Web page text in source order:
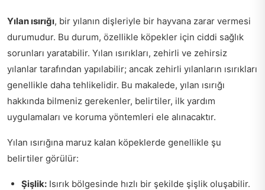
Yılan ısırığı, bir yılanın dişleriyle bir hayvana zarar vermesi
durumudur. Bu durum, özellikle köpekler için ciddi sağlık
sorunları yaratabilir. Yılan ısırıkları, zehirli ve zehirsiz
yılanlar tarafından yapılabilir; ancak zehirli yılanların ısırıkları
genellikle daha tehlikelidir. Bu makalede, yılan ısırığı
hakkında bilmeniz gerekenler, belirtiler, ilk yardım
uygulamaları ve koruma yöntemleri ele alınacaktır.
Yılan ısırığına maruz kalan köpeklerde genellikle şu
belirtiler görülür:
Şişlik: Isırık bölgesinde hızlı bir şekilde şişlik oluşabilir.